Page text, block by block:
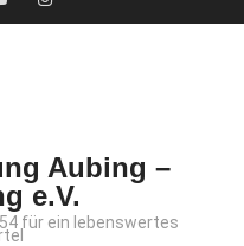
Instagram
Aubing –
e.V.
für ein lebenswertes